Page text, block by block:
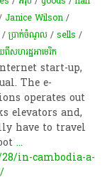
Janice Wilson /
/ប្រាក់​ចំណូល​ /sells /
សហរដ្ឋអាមេរិក
start-up,
The e-
operates out
elevators and,
have to travel
...
in-cambodia-a-